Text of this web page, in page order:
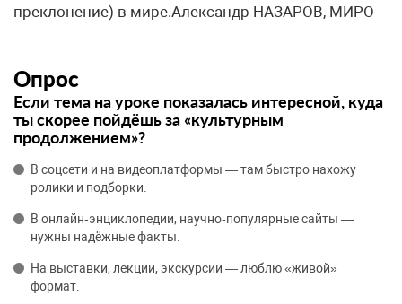
преклонение) в мире.Александр НАЗАРОВ, МИРО
Опрос
Если тема на уроке показалась интересной, куда
ты скорее пойдёшь за «культурным
продолжением»?
В соцсети и на видеоплатформы — там быстро нахожу
ролики и подборки.
В онлайн‑энциклопедии, научно‑популярные сайты —
нужны надёжные факты.
На выставки, лекции, экскурсии — люблю «живой»
формат.